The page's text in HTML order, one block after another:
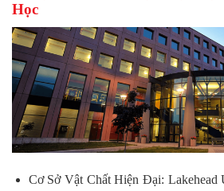
Học
Cơ Sở Vật Chất Hiện Đại: Lakehead